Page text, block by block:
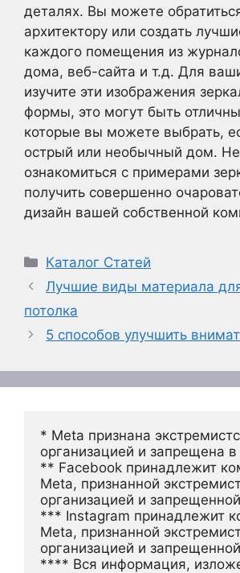
деталях. Вы можете
архитектору или создать
каждого помещения из
дома, веб-сайта и т.д. Для
изучите эти изображения
формы, это могут быть
которые вы можете выбрать,
острый или необычный дом. Не
ознакомиться с примерами
получить совершенно
дизайн вашей собственной
Рубрики
Каталог Статей
Лучшие виды материала
потолка
5 способов улучшить
* Meta признана
организацией и запрещена
** Facebook принадлежит
Meta, признанной
организацией и
*** Instagram принадлежит
Meta, признанной
организацией и
**** Вся информация,